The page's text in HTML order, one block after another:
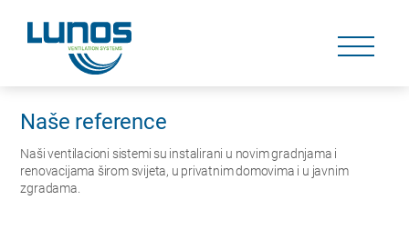
navigation
navigation
Naše reference
Naši ventilacioni sistemi su instalirani u novim gradnjama i
renovacijama širom svijeta, u privatnim domovima i u javnim
zgradama.